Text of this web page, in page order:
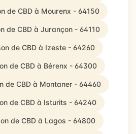
de CBD à Mourenx - 64150
de CBD à Jurançon - 64110
de CBD à Izeste - 64260
de CBD à Bérenx - 64300
de CBD à Montaner - 64460
de CBD à Isturits - 64240
de CBD à Lagos - 64800